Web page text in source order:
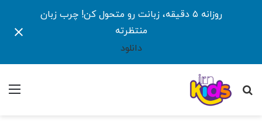
روزانه ۵ دقیقه، زبانت رو متحول کن! چرب زبان
منتظرته
دانلود
جستجو